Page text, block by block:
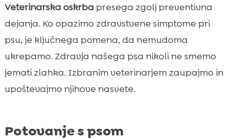
Veterinarska oskrba presega zgolj preventivna
dejanja. Ko opazimo zdravstvene simptome pri
psu, je ključnega pomena, da nemudoma
ukrepamo. Zdravja našega psa nikoli ne smemo
jemati zlahka. Izbranim veterinarjem zaupajmo in
upoštevajmo njihove nasvete.
Potovanje s psom